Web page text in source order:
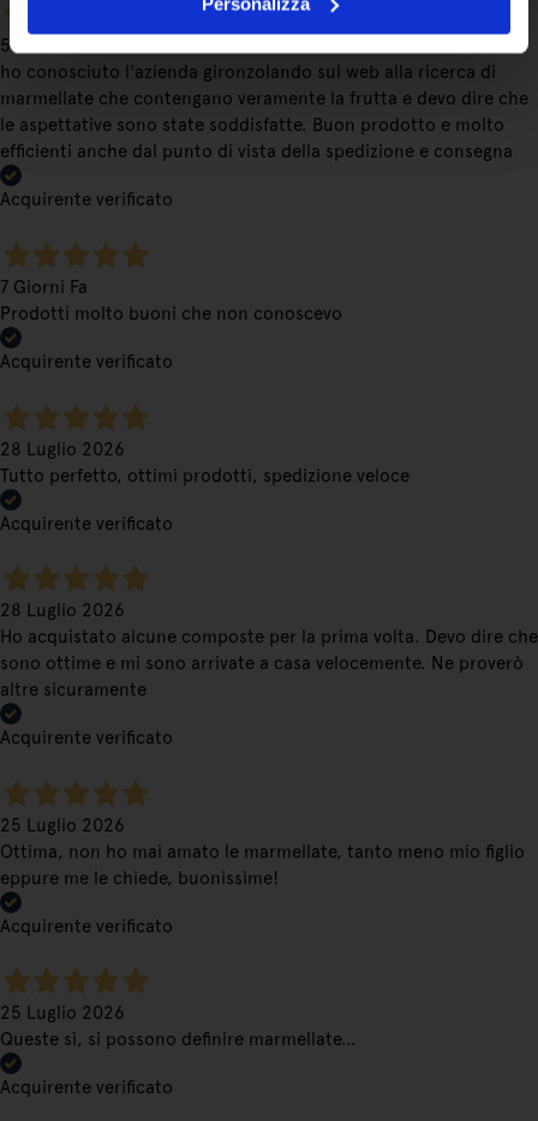
5 Giorni Fa
ho conosciuto l'azienda gironzolando sul web alla ricerca di
marmellate che contengano veramente la frutta e devo dire che
le aspettative sono state soddisfatte. Buon prodotto e molto
efficienti anche dal punto di vista della spedizione e consegna
Acquirente verificato
7 Giorni Fa
Prodotti molto buoni che non conoscevo
Acquirente verificato
28 Luglio 2026
Tutto perfetto, ottimi prodotti, spedizione veloce
Acquirente verificato
28 Luglio 2026
Ho acquistato alcune composte per la prima volta. Devo dire che
sono ottime e mi sono arrivate a casa velocemente. Ne proverò
altre sicuramente
Acquirente verificato
25 Luglio 2026
Ottima, non ho mai amato le marmellate, tanto meno mio figlio
eppure me le chiede, buonissime!
Acquirente verificato
25 Luglio 2026
Queste sì, si possono definire marmellate…
Acquirente verificato